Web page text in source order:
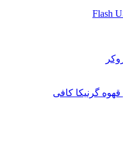
Flash
گرنیکا کافی